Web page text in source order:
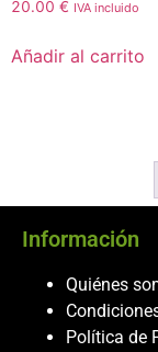
20.00 € IVA incluido
Añadir al carrito
Información
Quiénes
Política de